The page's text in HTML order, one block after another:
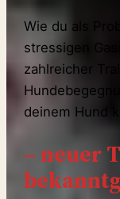
Wie du als
stressigen
zahlreicher
deinem Hund
– neuer